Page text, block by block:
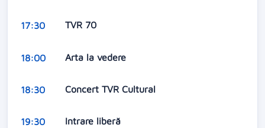
17:30 TVR 70
18:00 Arta la vedere
18:30 Concert TVR Cultural
19:30 Intrare liberă